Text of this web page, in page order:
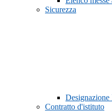
Sicurezza
Contratto d'istituto